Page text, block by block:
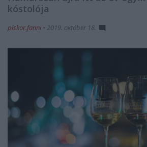
kóstolója
piskor.fanni • 2019. október 18.